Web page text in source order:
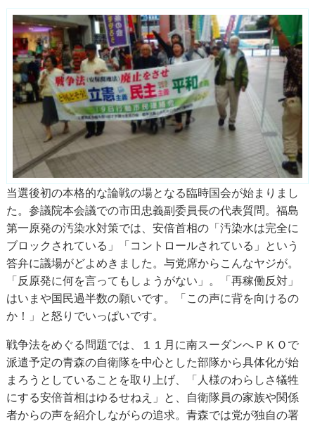
当選後初の本格的な論戦の場となる臨時国会が始まりまし
た。参議院本会議での市田忠義副委員長の代表質問。福島
第一原発の汚染水対策では、安倍首相の「汚染水は完全に
ブロックされている」「コントロールされている」という
答弁に議場がどよめきました。与党席からこんなヤジが。
「反原発に何を言ってもしょうがない」。「再稼働反対」
はいまや国民過半数の願いです。「この声に背を向けるの
か！」と怒りでいっぱいです。
戦争法をめぐる問題では、１１月に南スーダンへＰＫＯで
派遣予定の青森の自衛隊を中心とした部隊から具体化が始
まろうとしていることを取り上げ、「人様のわらしさ犠牲
にする安倍首相はゆるせねえ」と、自衛隊員の家族や関係
者からの声を紹介しながらの追求。青森では党が独自の署